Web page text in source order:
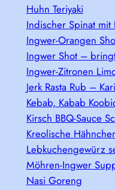
Huhn Teriyaki
Indischer Spinat
Ingwer-Orangen
Ingwer Shot –
Ingwer-Zitronen
Jerk Rasta Rub –
Kebab, Kabab
Kirsch BBQ-Sauce
Kreolische
Lebkuchengewürz
Möhren-Ingwer
Nasi Goreng